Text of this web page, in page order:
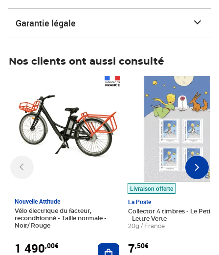
Garantie légale
Nos clients ont aussi consulté
Nouvelle Attitude
Vélo électrique du facteur,
reconditionné - Taille normale -
Noir/ Rouge
1 490,00€ Ajouter au panier
Livraison offerte
La Poste
Collector 4 timbres - Le Petit
- Lettre Verte
20g / France
7,50€
Prix 7,50€